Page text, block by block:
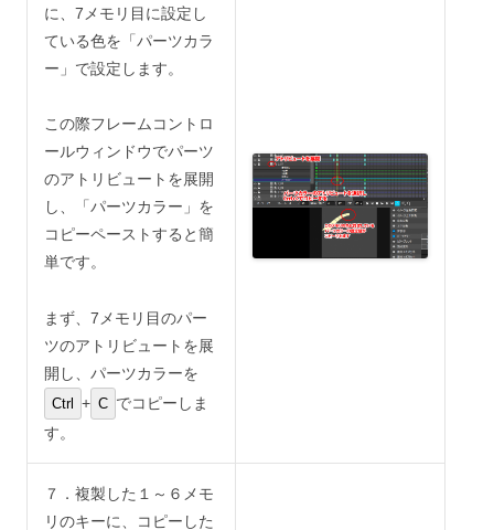
に、7メモリ目に設定し
ている色を「パーツカラ
ー」で設定します。
この際フレームコントロ
ールウィンドウでパーツ
のアトリビュートを展開
し、「パーツカラー」を
コピーペーストすると簡
単です。
まず、7メモリ目のパー
ツのアトリビュートを展
開し、パーツカラーを
Ctrl + C でコピーしま
す。
７．複製した１～６メモ
リのキーに、コピーした